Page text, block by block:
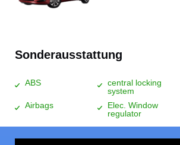
Sonderausstattung
ABS
central locking
system
Airbags
Elec. Window
regulator